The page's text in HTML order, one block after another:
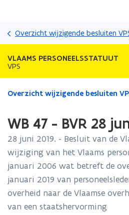
en
Overzicht wijzigende besluiten
VLAAMS PERSONEELSSTATUUT
VPS
Gedaan
bevindt
op:
WB
BVR
28
Overzicht wijzigende besluiten
WB 47 - BVR 28
28 juni 2019. - Besluit van de
wijziging van het Vlaams
januari 2006 wat betreft de
januari 2019 van
overheid naar de Vlaamse
van een staatshervorming